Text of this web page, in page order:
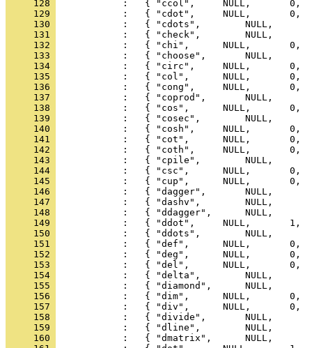
     128
     129
     130
     131
     132
     133
     134
     135
     136
     137
     138
     139
     140
     141
     142
     143
     144
     145
     146
     147
     148
     149
     150
     151
     152
     153
     154
     155
     156
     157
     158
     159
     160